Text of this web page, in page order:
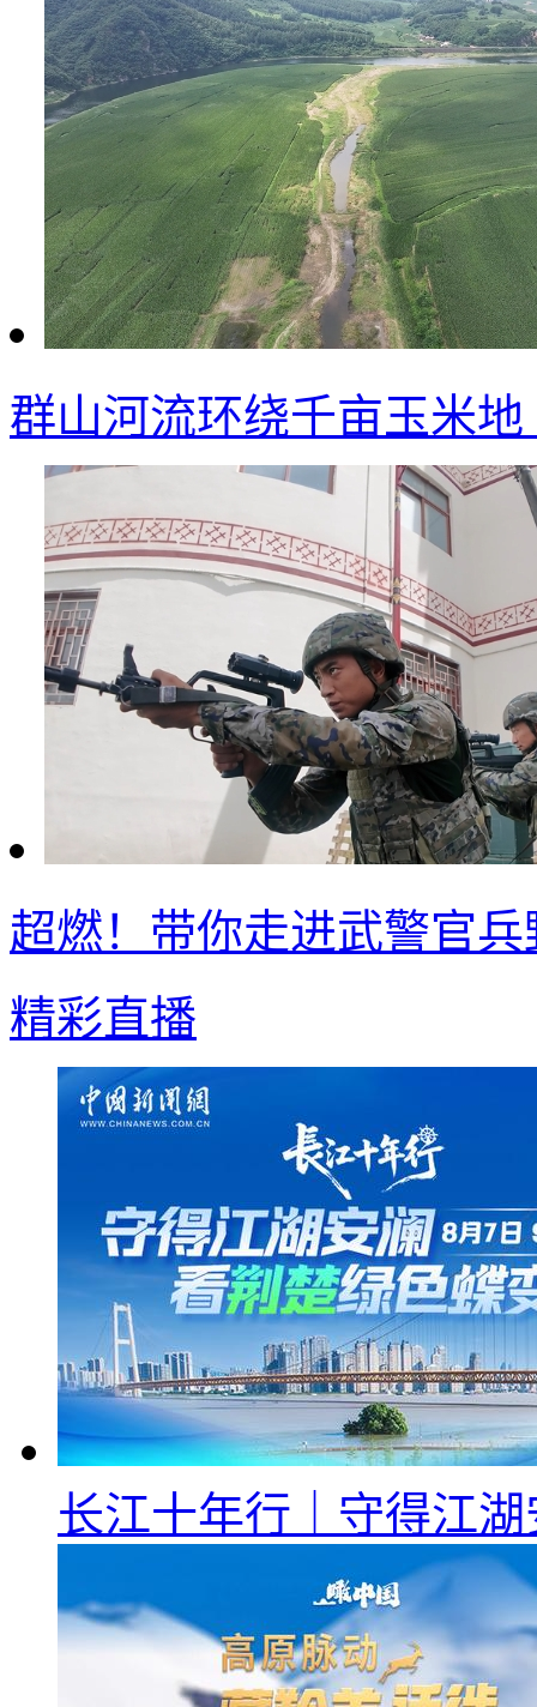
群山河流环绕千亩玉米地
超燃！带你走进武警官
精彩直播
长江十年行｜守得江